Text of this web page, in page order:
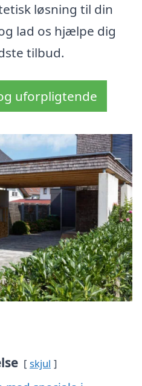
løsning til din
lad os hjælpe dig
tilbud.
uforpligtende
skjul